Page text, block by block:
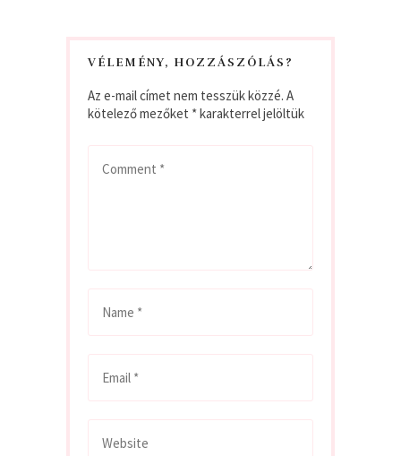
VÉLEMÉNY, HOZZÁSZÓLÁS?
Az e-mail címet nem tesszük közzé. A
kötelező mezőket *karakterrel jelöltük